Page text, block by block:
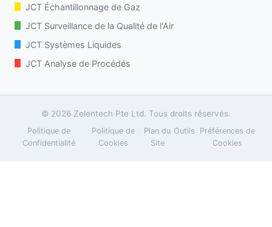
JCT Échantillonnage de Gaz
JCT Surveillance de la Qualité de l'Air
JCT Systèmes Liquides
JCT Analyse de Procédés
© 2026 Zelentech Pte Ltd. Tous droits réservés.
Politique de
Confidentialité
Politique de
Cookies
Plan du
Site
Outils
Préférences de
Cookies